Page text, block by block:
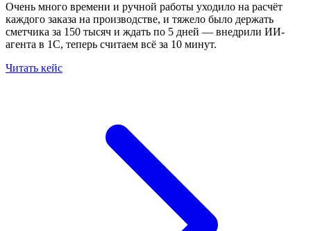
Очень много времени и ручной работы уходило на расчёт
каждого заказа на производстве, и тяжело было держать
сметчика за 150 тысяч и ждать по 5 дней — внедрили ИИ-
агента в 1С, теперь считаем всё за 10 минут.
Читать кейс